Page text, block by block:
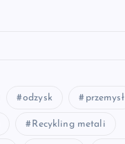
odzysk przemysł
Recykling metali